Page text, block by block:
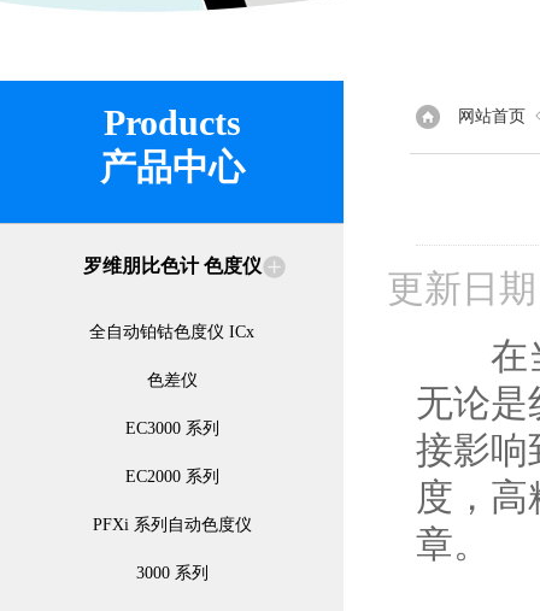
Products
产品中心
罗维朋比色计 色度仪
全自动铂钴色度仪 ICx
色差仪
EC3000 系列
EC2000 系列
PFXi 系列自动色度仪
3000 系列
网站首页
更新日
在当
无论是
接影响
度，
章。